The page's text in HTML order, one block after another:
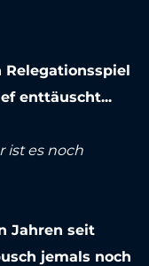
Relegationsspiel
enttäuscht...
ist es noch
Jahren seit
jemals noch